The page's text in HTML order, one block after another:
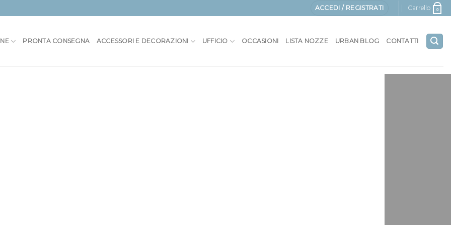
ACCEDI / REGISTRATI Carrello 0
PRONTA CONSEGNA ACCESSORI E DECORAZIONI UFFICIO OCCASIONI LISTA NOZZE URBAN BLOG CONTATTI